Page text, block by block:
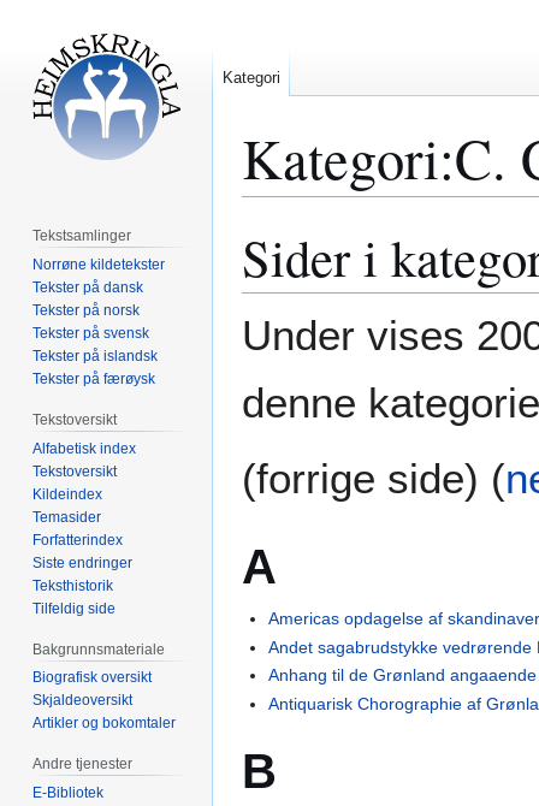
Kategori:C.
til
til
Sider i
Under vises
denne
(forrige side) (
A
Americas opdagelse af
Andet sagabrudstykke vedrørende
Anhang til de Grønland
Antiquarisk Chorographie af
B
Kategori
Tekstsamlinger
Norrøne kildetekster
Tekster på dansk
Tekster på norsk
Tekster på svensk
Tekster på islandsk
Tekster på færøysk
Tekstoversikt
Alfabetisk index
Tekstoversikt
Kildeindex
Temasider
Forfatterindex
Siste endringer
Teksthistorik
Tilfeldig side
Bakgrunnsmateriale
Biografisk oversikt
Skjaldeoversikt
Artikler og bokomtaler
Andre tjenester
E-Bibliotek